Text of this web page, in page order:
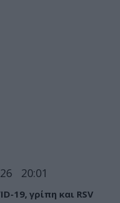
20:01
19, γρίπη και RSV